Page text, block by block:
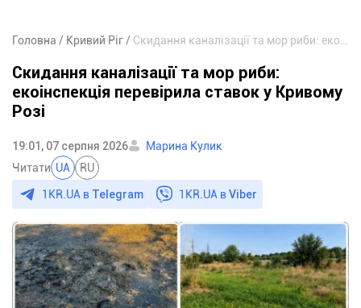
Головна Кривий Ріг
Скидання каналізації та мор риби:
екоінспекція перевірила ставок у Кривому
Розі
19:01, 07 серпня 2026
Марина Кулик
Читати UA RU
1KR.UA в Telegram 1KR.UA вViber